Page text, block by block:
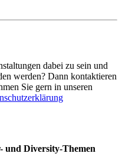
dabei zu sein und
werden? Dann kontaktieren
Sie gern in unseren
und Diversity-Themen